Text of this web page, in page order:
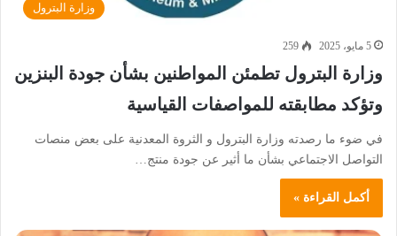
وزارة البترول
5 مايو، 2025 259
وزارة البترول تطمئن المواطنين بشأن جودة البنزين
وتؤكد مطابقته للمواصفات القياسية
في ضوء ما رصدته وزارة البترول و الثروة المعدنية على بعض منصات
التواصل الاجتماعي بشأن ما أثير عن جودة منتج…
أكمل القراءة »